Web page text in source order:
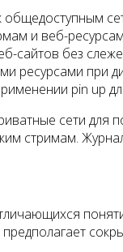
и веб-
сайтов без
ресурсами при
pin up
сети для
стримам.